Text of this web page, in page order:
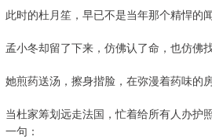
此时的杜月笙，早已不是当年那个精悍的
孟小冬却留了下来，仿佛认了命，也仿佛找
她煎药送汤，擦身揩脸，在弥漫着药味的
当杜家筹划远走法国，忙着给所有人办护
一句：